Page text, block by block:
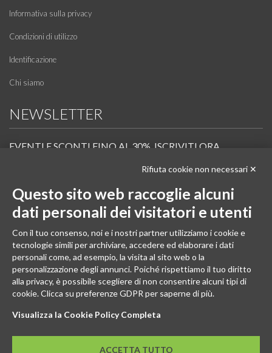
Informativa sulla privacy
Condizioni di utilizzo
Identificazione
Chi siamo
NEWSLETTER
EVENTI E SCONTI FINO AL 30%. ISCRIVITI ORA.
Scopri in anteprima i nuovi prodotti, le promozioni riservate ai professionisti e resta
Iscrivi alla Newsletter
SEGUICI
Rifiuta cookie non necessari ✕
Questo sito web raccoglie alcuni
dati personali dei visitatori e utenti
Con il tuo consenso, noi e i nostri partner utilizziamo i cookie e
tecnologie simili per archiviare, accedere ed elaborare i dati
personali come, ad esempio, la visita al sito web o la
personalizzazione degli annunci. Poiché rispettiamo il tuo diritto
alla privacy, è possibile scegliere di non consentire alcuni tipi di
cookie. Clicca su preferenze GDPR per saperne di più.
Visualizza la Cookie Policy Completa
ACCETTA TUTTO